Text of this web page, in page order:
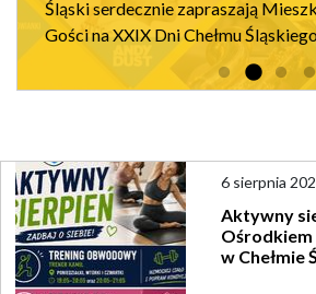
Śląski serdecznie zapraszają
Gości na XXIX Dni Chełmu Śląskiego, które odbędą
się 5 i 6 września 2026 roku. Tegoroczne obchody
będą okazją do wsp...
6 sierpnia
Aktywny
Ośrodkiem
w Chełmie